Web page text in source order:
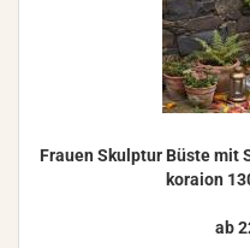
Frau­en Skulp­tur Büste
ko­rai­on
ab